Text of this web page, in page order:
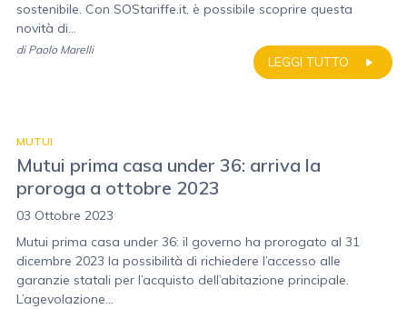
sostenibile. Con SOStariffe.it, è possibile scoprire questa
novità di...
LEGGI TUTTO
di Paolo Marelli
MUTUI
Mutui prima casa under 36: arriva la
proroga a ottobre 2023
03 Ottobre 2023
Mutui prima casa under 36: il governo ha prorogato al 31
dicembre 2023 la possibilità di richiedere l’accesso alle
garanzie statali per l’acquisto dell’abitazione principale.
L’agevolazione...